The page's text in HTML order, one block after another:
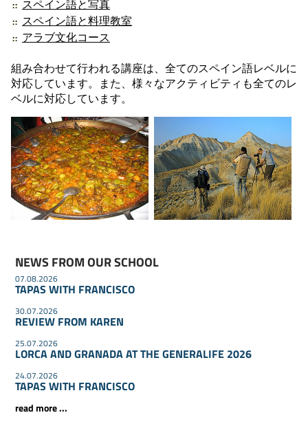
スペイン語と写真
スペイン語と料理教室
アラブ文化コース
組み合わせて行われる講座は、全てのスペイン語レベルに
対応しています。また、様々なアクティビティも全てのレ
ベルに対応しています。
NEWS FROM OUR SCHOOL
07.08.2026
TAPAS WITH FRANCISCO
30.07.2026
REVIEW FROM KAREN
25.07.2026
LORCA AND GRANADA AT THE GENERALIFE 2026
24.07.2026
TAPAS WITH FRANCISCO
read more ...